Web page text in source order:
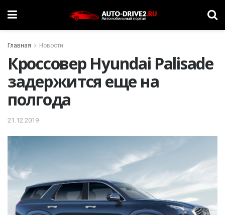
Главная Новости
Кроссовер Hyundai Palisade
задержится еще на
полгода
21.12.2019